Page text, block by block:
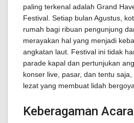
paling terkenal adalah Grand
Festival. Setiap bulan Agustus,
rumah bagi ribuan pengunjung
merayakan hal yang menjadi
angkatan laut. Festival ini tidak
parade kapal dan pertunjukan
konser live, pasar, dan tentu
lezat yang membuat lidah
Keberagaman